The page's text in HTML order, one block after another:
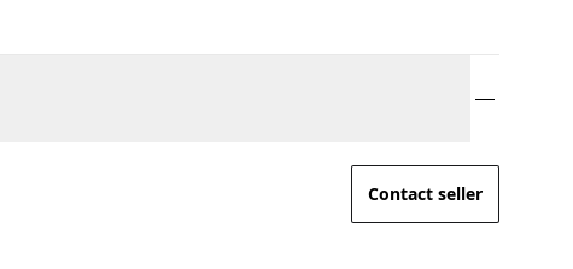
Contact seller